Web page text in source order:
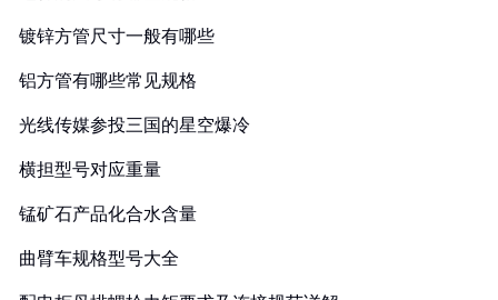
镀锌方管尺寸一般有哪些
铝方管有哪些常见规格
光线传媒参投三国的星空爆冷
横担型号对应重量
锰矿石产品化合水含量
曲臂车规格型号大全